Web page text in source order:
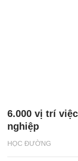
HỌC ĐƯỜNG
6.000 vị trí
nghiệp